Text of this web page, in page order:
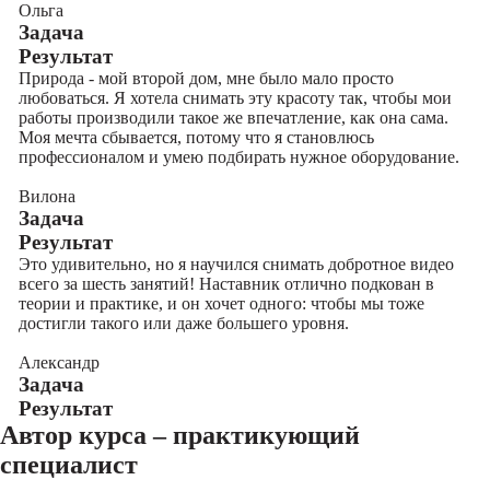
Ольга
Задача
Результат
Природа - мой второй дом, мне было мало просто
любоваться. Я хотела снимать эту красоту так, чтобы мои
работы производили такое же впечатление, как она сама.
Моя мечта сбывается, потому что я становлюсь
профессионалом и умею подбирать нужное оборудование.
Вилона
Задача
Результат
Это удивительно, но я научился снимать добротное видео
всего за шесть занятий! Наставник отлично подкован в
теории и практике, и он хочет одного: чтобы мы тоже
достигли такого или даже большего уровня.
Александр
Задача
Результат
Автор курса – практикующий
специалист